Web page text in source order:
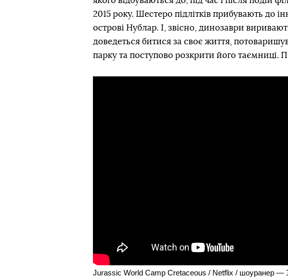
2015 року. Шестеро підлітків прибувають до
острові Нублар. І, звісно, динозаври
доведеться битися за своє життя,
парку та поступово розкрити його таємниці.
Jurassic World Camp Cretaceous / Netflix / шоуранер —